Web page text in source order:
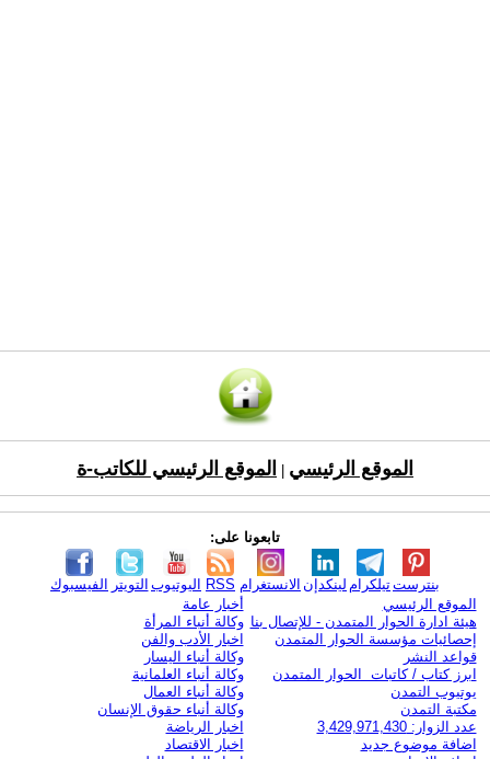
الموقع الرئيسي الموقع الرئيسي للكاتب-ة
تابعونا على:
الفيسبوك التويتر اليوتيوب RSS الانستغرام لينكدإن تيلكرامبنترست
الموقع الرئيسي
هيئة ادارة الحوار المتمدن - للإتصال بنا
إحصائيات مؤسسة الحوار المتمدن
قواعد النشر
ابرز كتاب / كاتبات الحوار المتمدن
يوتيوب التمدن
مكتبة التمدن
عدد الزوار: 3,429,971,430
اضافة موضوع جديد
أخبار عامة
وكالة أنباء المرأة
اخبار الأدب والفن
وكالة أنباء اليسار
وكالة أنباء العلمانية
وكالة أنباء العمال
وكالة أنباء حقوق الإنسان
اخبار الرياضة
اخبار الاقتصاد